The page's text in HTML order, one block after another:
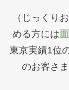
（じっくり
める方には
東京実績1位
のお客さ